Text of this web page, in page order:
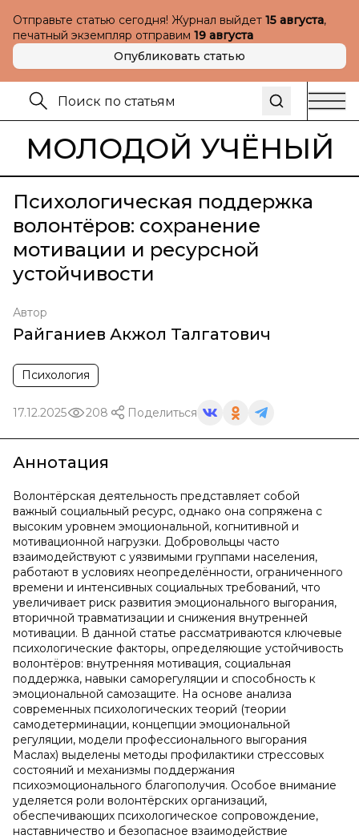
Отправьте статью сегодня! Журнал выйдет 15 августа,
печатный экземпляр отправим 19 августа
Опубликовать статью
МОЛОДОЙ УЧЁНЫЙ
Психологическая поддержка
волонтёров: сохранение
мотивации и ресурсной
устойчивости
Автор
Райганиев Акжол Талгатович
Психология
17.12.2025 208 Поделиться
Аннотация
Волонтёрская деятельность представляет собой
важный социальный ресурс, однако она сопряжена с
высоким уровнем эмоциональной, когнитивной и
мотивационной нагрузки. Добровольцы часто
взаимодействуют с уязвимыми группами населения,
работают в условиях неопределённости, ограниченного
времени и интенсивных социальных требований, что
увеличивает риск развития эмоционального выгорания,
вторичной травматизации и снижения внутренней
мотивации. В данной статье рассматриваются ключевые
психологические факторы, определяющие устойчивость
волонтёров: внутренняя мотивация, социальная
поддержка, навыки саморегуляции и способность к
эмоциональной самозащите. На основе анализа
современных психологических теорий (теории
самодетерминации, концепции эмоциональной
регуляции, модели профессионального выгорания
Маслах) выделены методы профилактики стрессовых
состояний и механизмы поддержания
психоэмоционального благополучия. Особое внимание
уделяется роли волонтёрских организаций,
обеспечивающих психологическое сопровождение,
наставничество и безопасное взаимодействие